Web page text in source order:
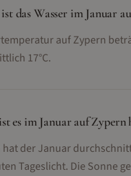
das Wasser im Januar
auf Zypern
17°C.
es im Januar auf Zypern
hat der Januar
Tageslicht. Die Sonne